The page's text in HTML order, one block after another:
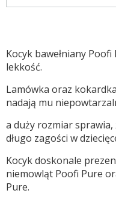
Kocyk bawełniany
lekkość.
Lamówka oraz
nadają mu
a duży rozmiar
długo zagości w
Kocyk doskonale
niemowląt Poofi Pure
Pure.